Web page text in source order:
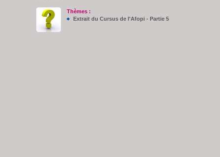
Thèmes :
Extrait du Cursus de l'Afopi - Partie 5